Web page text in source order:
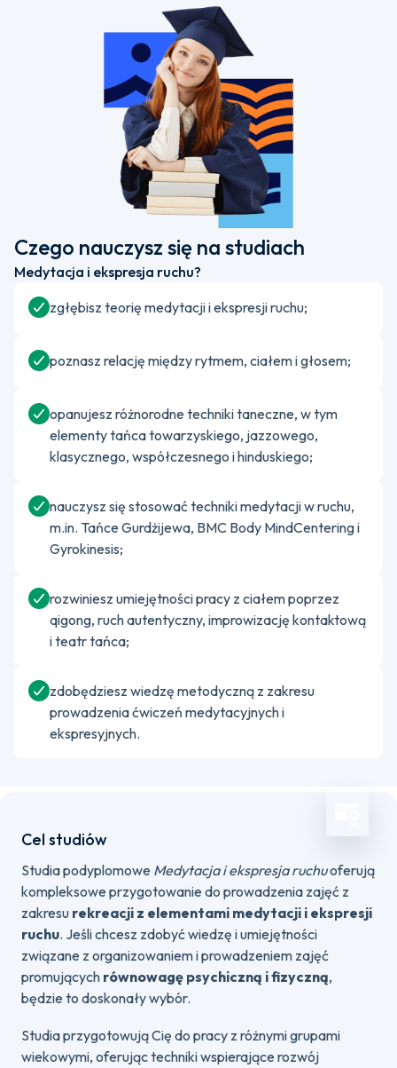
Czego nauczysz się na studiach
Medytacja i ekspresja ruchu?
zgłębisz teorię medytacji i ekspresji ruchu;
poznasz relację między rytmem, ciałem i głosem;
opanujesz różnorodne techniki taneczne, w tym
elementy tańca towarzyskiego, jazzowego,
klasycznego, współczesnego i hinduskiego;
nauczysz się stosować techniki medytacji w ruchu,
m.in. Tańce Gurdżijewa, BMC Body MindCentering i
Gyrokinesis;
rozwiniesz umiejętności pracy z ciałem poprzez
qigong, ruch autentyczny, improwizację kontaktową
i teatr tańca;
zdobędziesz wiedzę metodyczną z zakresu
prowadzenia ćwiczeń medytacyjnych i
ekspresyjnych.
Cel studiów
Studia podyplomowe Medytacja i ekspresja ruchuoferują
kompleksowe przygotowanie do prowadzenia zajęć z
zakresu rekreacji z elementami medytacji i ekspresji
ruchu. Jeśli chcesz zdobyć wiedzę i umiejętności
związane z organizowaniem i prowadzeniem zajęć
promujących równowagę psychiczną i fizyczną,
będzie to doskonały wybór.
Studia przygotowują Cię do pracy z różnymi grupami
wiekowymi, oferując techniki wspierające rozwój